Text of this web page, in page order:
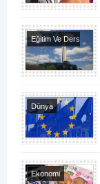
Eğitim Ve Ders
Notları
Her
Telden
Dünya
Ekonomi
Ekonomi